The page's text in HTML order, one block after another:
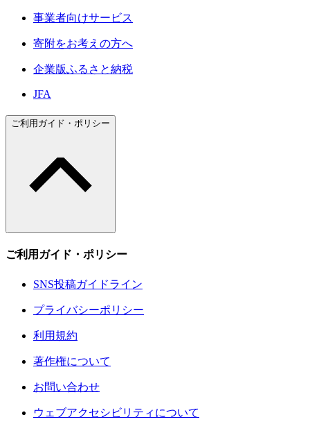
事業者向けサービス
寄附をお考えの方へ
企業版ふるさと納税
JFA
ご利用ガイド・ポリシー
ご利用ガイド・ポリシー
SNS投稿ガイドライン
プライバシーポリシー
利用規約
著作権について
お問い合わせ
ウェブアクセシビリティについて